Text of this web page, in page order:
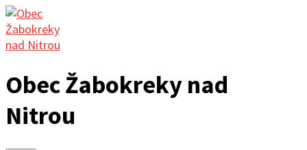
Obec Žabokreky nad
Nitrou